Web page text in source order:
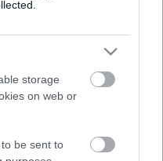
storage
on web or
be sent to
szedni egy kis
belőle.”
pozitív